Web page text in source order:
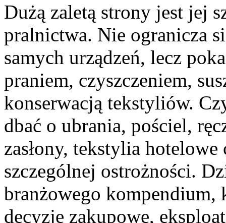
Dużą zaletą strony jest jej
pralnictwa. Nie ogranicza
samych urządzeń, lecz
praniem, czyszczeniem,
konserwacją tekstyliów.
dbać o ubrania, pościel,
zasłony, tekstylia
szczególnej ostrożności.
branżowego kompendium,
decyzje zakupowe,